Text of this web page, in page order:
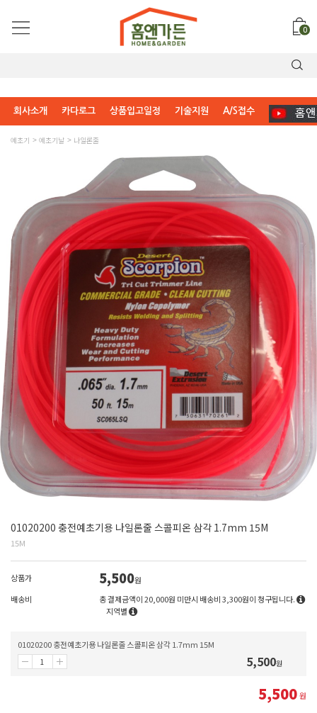
0
회사소개 카다로그 상품입고일정 기술지원 A/S접수
예초기 예초기날 나일론줄
01020200 충전예초기용 나일론줄 스콜피온 삼각 1.7mm 15M
15M
상품가 5,500원
배송비
총 결제금액이 20,000원 미만시 배송비 3,300원이 청구됩니다.
지역별
01020200 충전예초기용 나일론줄 스콜피온 삼각 1.7mm 15M
5,500원
5,500원